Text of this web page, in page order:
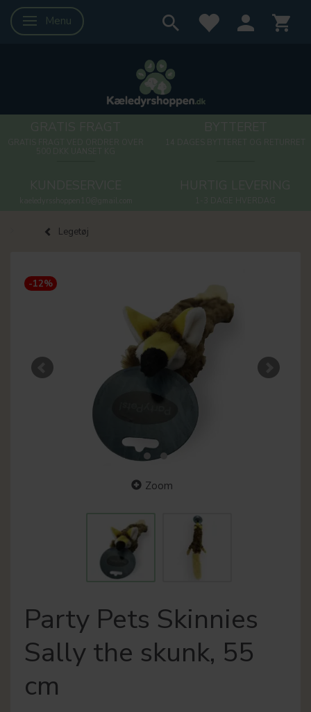
Skifte navigation
Menu
Legetøj
-12%
Zoom
Party Pets Skinnies
Sally the skunk, 55
cm